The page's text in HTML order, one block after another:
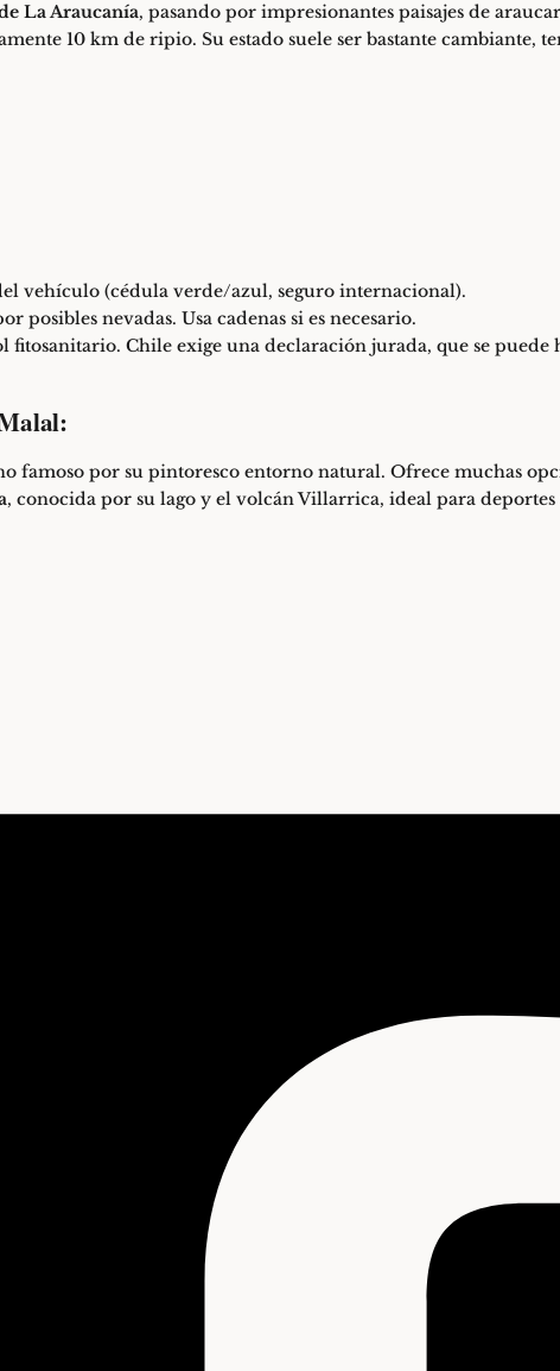
La Araucanía, pasando por impresionantes paisajes de
10 km de ripio. Su estado suele ser bastante cambiante,
vehículo (cédula verde/azul, seguro internacional).
posibles nevadas. Usa cadenas si es necesario.
fitosanitario. Chile exige una declaración jurada, que se
famoso por su pintoresco entorno natural. Ofrece muchas
, conocida por su lago y el volcán Villarrica, ideal para